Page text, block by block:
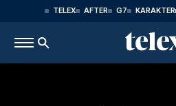
TELEX AFTER G7 KARAKTER